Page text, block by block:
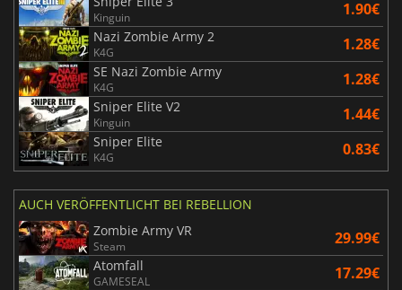
Kinguin 1.90€
Nazi Zombie Army 2
K4G 1.28€
SE Nazi Zombie Army
K4G 1.28€
Sniper Elite V2
Kinguin 1.44€
Sniper Elite
K4G 0.83€
AUCH VERÖFFENTLICHT BEI REBELLION
Zombie Army VR
Steam 29.99€
Atomfall
GAMESEAL 17.29€